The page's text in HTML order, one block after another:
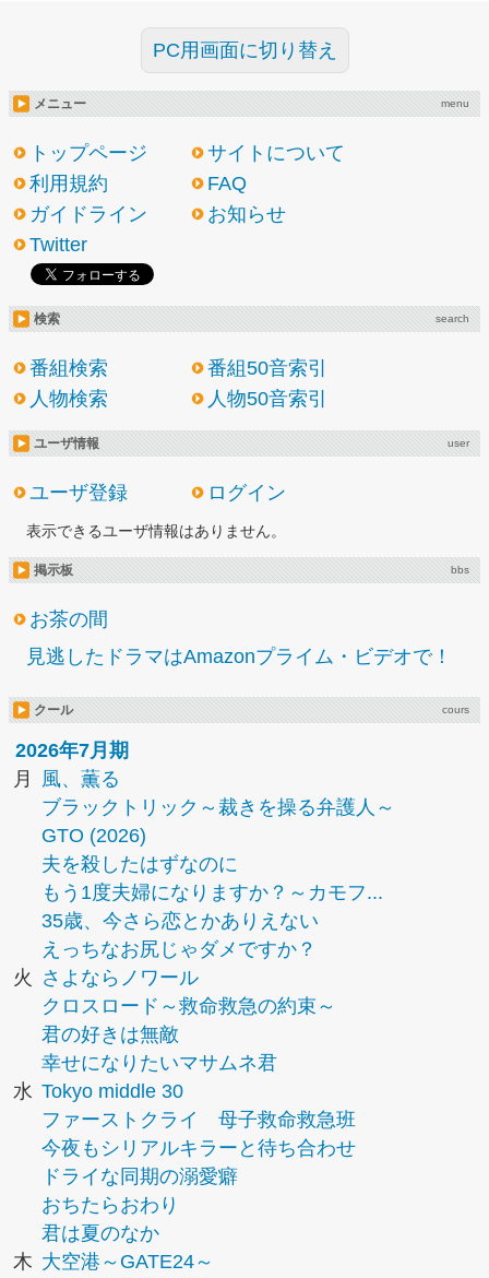
PC用画面に切り替え
メニュー menu
トップページ
サイトについて
利用規約
FAQ
ガイドライン
お知らせ
Twitter
検索 search
番組検索
番組50音索引
人物検索
人物50音索引
ユーザ情報 user
ユーザ登録 ログイン
表示できるユーザ情報はありません。
掲示板 bbs
お茶の間
見逃したドラマはAmazonプライム・ビデオで！
クール cours
2026年7月期
月
風、薫る
ブラックトリック～裁きを操る弁護人～
GTO (2026)
夫を殺したはずなのに
もう1度夫婦になりますか？～カモフ...
35歳、今さら恋とかありえない
えっちなお尻じゃダメですか？
火
さよならノワール
クロスロード～救命救急の約束～
君の好きは無敵
幸せになりたいマサムネ君
水 Tokyo middle 30
ファーストクライ 母子救命救急班
今夜もシリアルキラーと待ち合わせ
ドライな同期の溺愛癖
おちたらおわり
君は夏のなか
木 大空港～GATE24～